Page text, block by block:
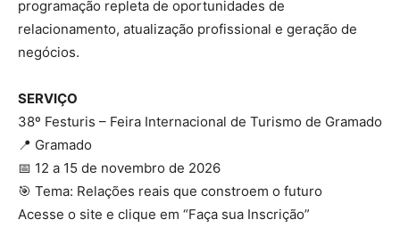
programação repleta de oportunidades de
relacionamento, atualização profissional e geração de
negócios.
SERVIÇO
38º Festuris – Feira Internacional de Turismo de Gramado
📍 Gramado
📅 12 a 15 de novembro de 2026
🎯 Tema: Relações reais que constroem o futuro
Acesse o site e clique em “Faça sua Inscrição”